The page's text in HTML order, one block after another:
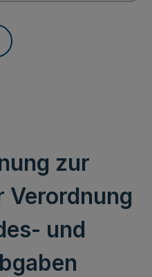
zur
Verordnung
und